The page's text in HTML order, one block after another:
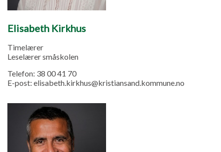
Elisabeth Kirkhus
Timelærer
Leselærer småskolen
Telefon: 38 00 41 70
E-post: elisabeth.kirkhus@kristiansand.kommune.no